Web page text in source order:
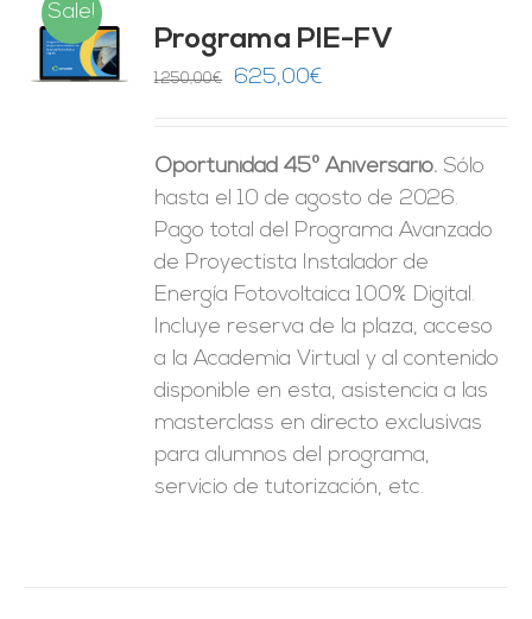
Sale!
Programa PIE-FV
1.250,00€
El
era:
1.250,00€.
625,00€
es:
625,00€.
Oportunidad 45º Aniversario. Sólo
hasta el 10 de agosto de 2026.
Pago total del Programa Avanzado
de Proyectista Instalador de
Energía Fotovoltaica 100% Digital.
Incluye reserva de la plaza, acceso
a la Academia Virtual y al contenido
disponible en esta, asistencia a las
masterclass en directo exclusivas
para alumnos del programa,
servicio de tutorización, etc.